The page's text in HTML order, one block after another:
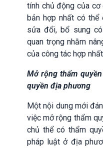
tính chủ động của
bản hợp nhất có thể
sửa đổi, bổ sung
quan trọng nhằm
của công tác hợp
Mở rộng thẩm
quyền địa phương
Một nội dung mới
việc mở rộng thẩm
chủ thể có thẩm
pháp luật ở địa